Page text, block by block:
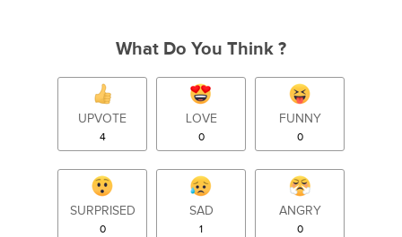
What Do You Think ?
UPVOTE
4
LOVE
0
FUNNY
0
SURPRISED
0
SAD
1
ANGRY
0